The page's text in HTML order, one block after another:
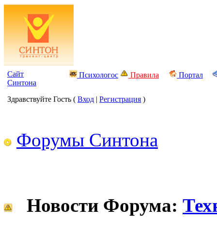
Сайт
Синтона
Психологос Правила Портал
Здравствуйте Гость ( Вход | Регистрация )
Форумы Синтона
Новости Форума: